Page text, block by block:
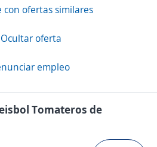
con ofertas similares
Ocultar oferta
empleo
Tomateros de